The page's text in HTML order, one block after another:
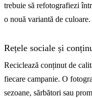
trebuie să refotografiezi
o nouă variantă de culoare.
Rețele sociale și
Reciclează conținut de
fiecare campanie. O
sezoane, sărbători sau